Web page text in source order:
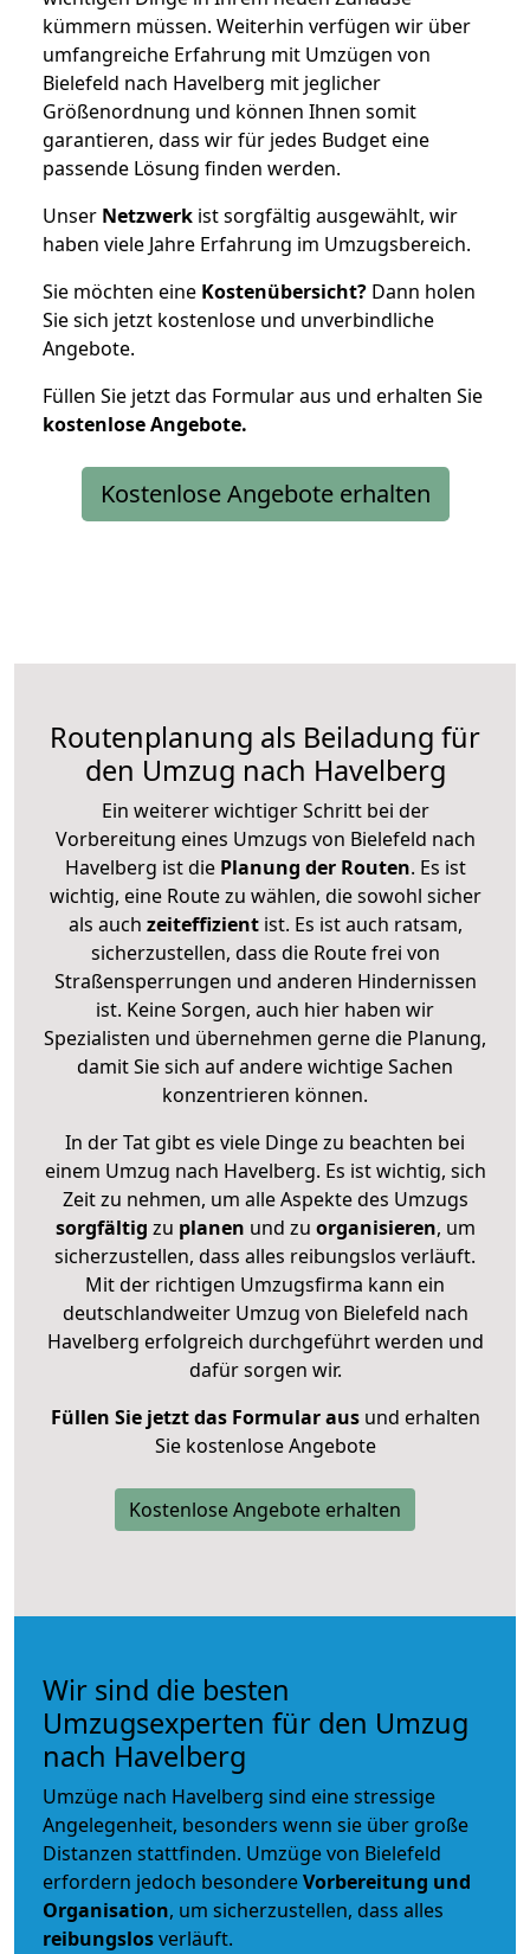
kümmern müssen. Weiterhin verfügen wir über
umfangreiche Erfahrung mit Umzügen von
Bielefeld nach Havelberg mit jeglicher
Größenordnung und können Ihnen somit
garantieren, dass wir für jedes Budget eine
passende Lösung finden werden.
Unser Netzwerk ist sorgfältig ausgewählt, wir
haben viele Jahre Erfahrung im Umzugsbereich.
Sie möchten eine Kostenübersicht? Dann holen
Sie sich jetzt kostenlose und unverbindliche
Angebote.
Füllen Sie jetzt das Formular aus und erhalten Sie
kostenloseAngebote.
Kostenlose Angebote erhalten
Routenplanung als Beiladung für
den Umzug nach Havelberg
Ein weiterer wichtiger Schritt bei der
Vorbereitung eines Umzugs von Bielefeld nach
Havelberg ist diePlanung der Routen. Es ist
wichtig, eine Route zu wählen, die sowohl sicher
als auch zeiteffizientist. Es ist auch ratsam,
sicherzustellen, dass die Route frei von
Straßensperrungen und anderen Hindernissen
ist. Keine Sorgen, auch hier haben wir
Spezialisten und übernehmen gerne die Planung,
damit Sie sich auf andere wichtige Sachen
konzentrieren können.
In der Tat gibt es viele Dinge zu beachten bei
einem Umzug nach Havelberg. Es ist wichtig, sich
Zeit zu nehmen, um alle Aspekte des Umzugs
sorgfältig zu planen und zu organisieren, um
sicherzustellen, dass alles reibungslos verläuft.
Mit der richtigen Umzugsfirma kann ein
deutschlandweiter Umzug von Bielefeld nach
Havelberg erfolgreich durchgeführt werden und
dafür sorgen wir.
Füllen Sie jetzt das Formular ausund erhalten
Sie kostenlose Angebote
Kostenlose Angebote erhalten
Wir sind die besten
Umzugsexperten für den Umzug
nach Havelberg
Umzüge nach Havelberg sind eine stressige
Angelegenheit, besonders wenn sie über große
Distanzen stattfinden. Umzüge von Bielefeld
erfordern jedoch besondereVorbereitung und
Organisation, um sicherzustellen, dass alles
reibungslosverläuft.